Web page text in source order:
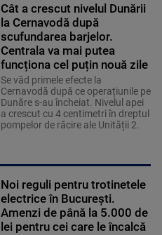
Cât a crescut nivelul Dunării
la Cernavodă după
scufundarea barjelor.
Centrala va mai putea
funcționa cel puțin nouă zile
Se văd primele efecte la
Cernavodă după ce operațiunile pe
Dunăre s-au încheiat. Nivelul apei
a crescut cu 4 centimetri în dreptul
pompelor de răcire ale Unității 2.
Noi reguli pentru trotinetele
electrice în București.
Amenzi de până la 5.000 de
lei pentru cei care le încalcă